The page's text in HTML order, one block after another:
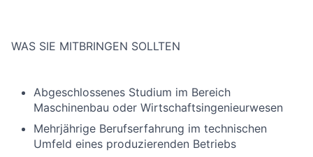
WAS SIE MITBRINGEN SOLLTEN
Abgeschlossenes Studium im Bereich
Maschinenbau oder Wirtschaftsingenieurwesen
Mehrjährige Berufserfahrung im technischen
Umfeld eines produzierenden Betriebs